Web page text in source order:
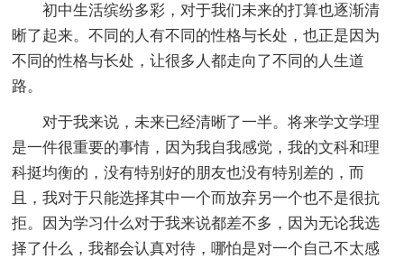
初中生活缤纷多彩，对于我们未来的打算也逐渐清
晰了起来。不同的人有不同的性格与长处，也正是因为
不同的性格与长处，让很多人都走向了不同的人生道
路。
对于我来说，未来已经清晰了一半。将来学文学理
是一件很重要的事情，因为我自我感觉，我的文科和理
科挺均衡的，没有特别好的朋友也没有特别差的，而
且，我对于只能选择其中一个而放弃另一个也不是很抗
拒。因为学习什么对于我来说都差不多，因为无论我选
择了什么，我都会认真对待，哪怕是对一个自己不太感